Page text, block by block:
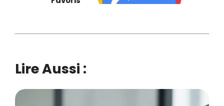
Lire Aussi :